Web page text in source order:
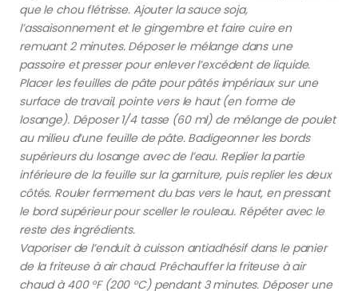
que le chou flétrisse. Ajouter la sauce soja,
l’assaisonnement et le gingembre et faire cuire en
remuant 2 minutes. Déposer le mélange dans une
passoire et presser pour enlever l’excédent de liquide.
Placer les feuilles de pâte pour pâtés impériaux sur une
surface de travail, pointe vers le haut (en forme de
losange). Déposer 1/4 tasse (60 ml) de mélange de poulet
au milieu d’une feuille de pâte. Badigeonner les bords
supérieurs du losange avec de l’eau. Replier la partie
inférieure de la feuille sur la garniture, puis replier les deux
côtés. Rouler fermement du bas vers le haut, en pressant
le bord supérieur pour sceller le rouleau. Répéter avec le
reste des ingrédients.
Vaporiser de l’enduit à cuisson antiadhésif dans le panier
de la friteuse à air chaud. Préchauffer la friteuse à air
chaud à 400 °F (200 °C) pendant 3 minutes. Déposer une